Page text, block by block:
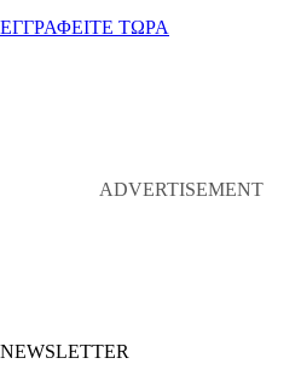
ΕΓΓΡΑΦΕΙΤΕ ΤΩΡΑ
NEWSLETTER